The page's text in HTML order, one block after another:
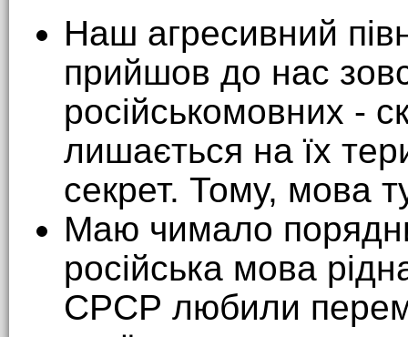
Наш агресивний
прийшов до нас
російськомовних -
лишається на їх
секрет. Тому, мова
Маю чимало
російська мова
СРСР любили